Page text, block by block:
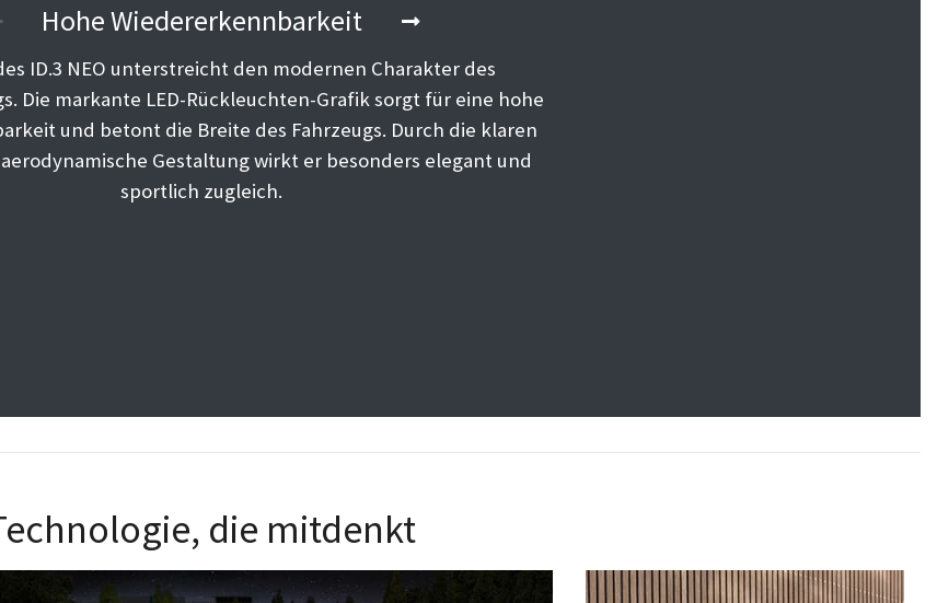
Hohe Wiedererkennbarkeit
ID.3 NEO unterstreicht den modernen Charakter des
Die markante LED-Rückleuchten-Grafik sorgt für eine hohe
und betont die Breite des Fahrzeugs. Durch die klaren
Gestaltung wirkt er besonders elegant und
sportlich zugleich.
die mitdenkt